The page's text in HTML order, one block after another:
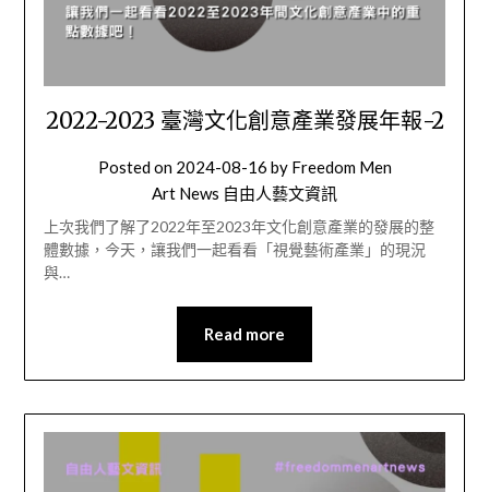
2022-2023 臺灣文化創意產業發展年報-2
Posted on 2024-08-16 by Freedom Men
Art News 自由人藝文資訊
上次我們了解了2022年至2023年文化創意產業的發展的整
體數據，今天，讓我們一起看看「視覺藝術產業」的現況
與…
Read more